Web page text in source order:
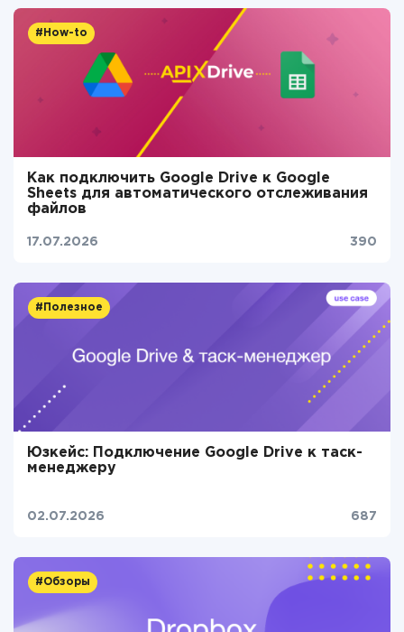
#How-to
Как подключить Google Drive к Google
Sheets для автоматического отслеживания
файлов
17.07.2026 390
#Полезное
Юзкейс: Подключение Google Drive к таск-
менеджеру
02.07.2026 687
#Обзоры